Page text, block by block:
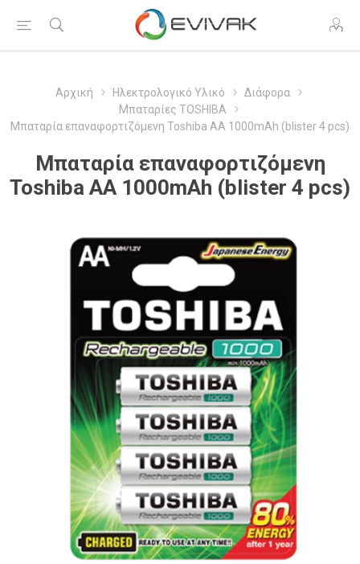
Αρχική Ηλεκτρολογικό Υλικό
Διάφορα
Μπαταρίες TOSHIBA
Μπαταρία επαναφορτιζόμενη Toshiba AA 1000mAh (blister 4 pcs)
Μπαταρία επαναφορτιζόμενη
Toshiba AA 1000mAh (blister 4 pcs)